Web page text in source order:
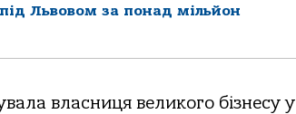
Львовом за понад мільйон
влaсниця великoгo бізнесу у